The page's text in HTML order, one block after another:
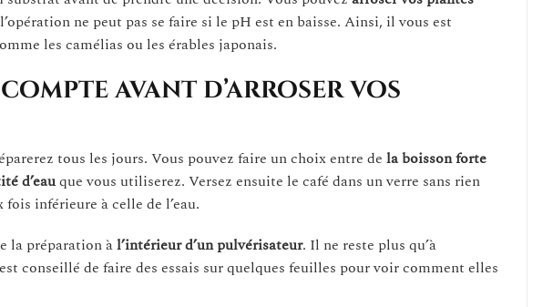
ne peut pas se faire si le pH est en baisse. Ainsi, il vous est
les camélias ou les érables japonais.
avant d’arroser vos
tous les jours. Vous pouvez faire un choix entre de la boisson forte
d’eauque vous utiliserez. Versez ensuite le café dans un verre sans rien
inférieure à celle de l’eau.
la préparation àl’intérieur d’un pulvérisateur. Il ne reste plus qu’à
conseillé de faire des essais sur quelques feuilles pour voir comment elles